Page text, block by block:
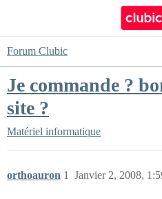
Forum Clubic
Je commande ?
site ?
Matériel informatique
orthoauron Janvier 2, 2008,
1